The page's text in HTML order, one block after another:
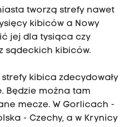
tworzą strefy nawet
kibiców a Nowy
jej dla tysiąca czy
sądeckich kibiców.
kibica zdecydowały
Będzie można tam
mecze. W Gorlicach -
- Czechy, a w Krynicy